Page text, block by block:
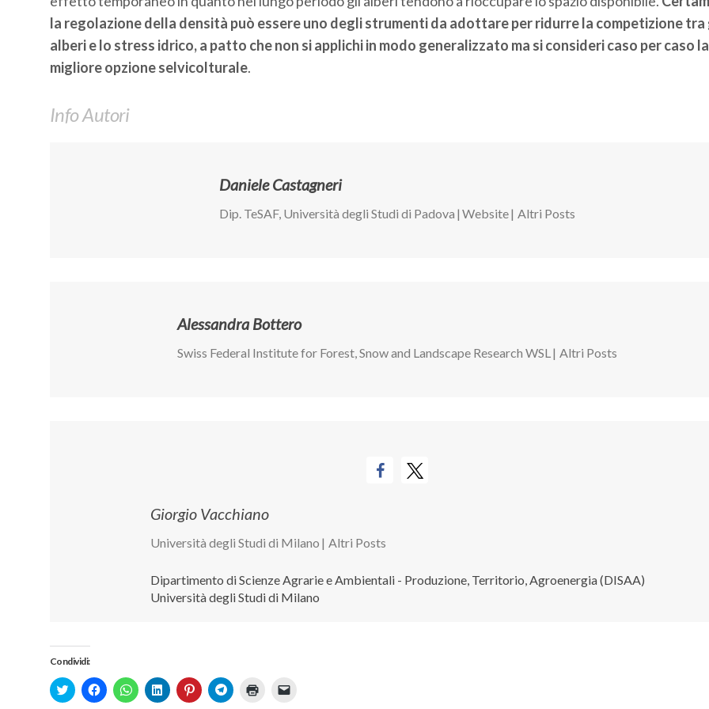
la regolazione della densità può essere uno degli strumenti da adottare per ridurre la competizione tra
alberi e lo stress idrico, a patto che non si applichi in modo generalizzato ma si consideri caso per caso la
migliore opzione selvicolturale.
Info Autori
Daniele Castagneri
Dip. TeSAF, Università degli Studi di Padova | Website| Altri Posts
Alessandra Bottero
Swiss Federal Institute for Forest, Snow and Landscape Research WSL| Altri Posts
Giorgio Vacchiano
Università degli Studi di Milano | Altri Posts
Dipartimento di Scienze Agrarie e Ambientali - Produzione, Territorio, Agroenergia (DISAA)
Università degli Studi di Milano
Condividi:
Click
to
Fai
clic
Fai
clic
Fai
clic
Fai
clic
Fai
clic